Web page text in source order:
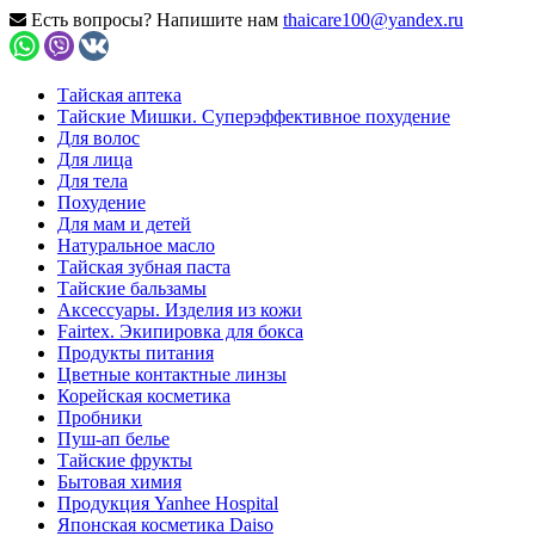
Есть вопросы? Напишите нам thaicare100@yandex.ru
Тайская аптека
Тайские Мишки. Суперэффективное похудение
Для волос
Для лица
Для тела
Похудение
Для мам и детей
Натуральное масло
Тайская зубная паста
Тайские бальзамы
Аксессуары. Изделия из кожи
Fairtex. Экипировка для бокса
Продукты питания
Цветные контактные линзы
Корейская косметика
Пробники
Пуш-ап белье
Тайские фрукты
Бытовая химия
Продукция Yanhee Hospital
Японская косметика Daiso